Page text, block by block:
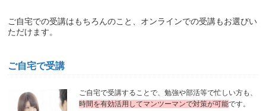
ご自宅での受講はもちろんのこと、オンラインでの受講もお選びい
ただけます。
ご自宅で受講
ご自宅で受講することで、勉強や部活等で忙しい方も、
時間を有効活用してマンツーマンで対策が可能です。